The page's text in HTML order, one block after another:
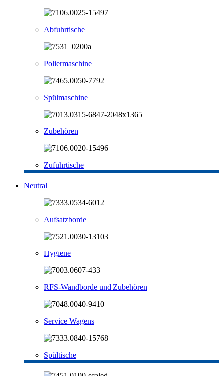
Abfuhrtische
Poliermaschine
Spülmaschine
Zubehören
Zufuhrtische
Neutral
Aufsatzborde
Hygiene
RFS-Wandborde und Zubehören
Service Wagens
Spültische